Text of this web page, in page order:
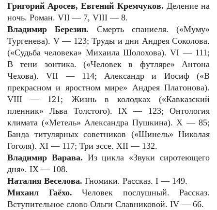
Григорий Аросев, Евгений Кремчуков. Деление на
ночь. Роман. VII — 7, VIII — 8.
Владимир Березин. Смерть спаниеля. («Муму»
Тургенева). V — 123; Труды и дни Андрея Соколова.
(«Судьба человека» Михаила Шолохова). VI — 111;
В тени зонтика. («Человек в футляре» Антона
Чехова). VII — 114; Александр и Иосиф («В
прекрасном и яростном мире» Андрея Платонова).
VIII — 121; Жизнь в колодках («Кавказский
пленник» Льва Толстого). IX — 123; Онтология
климата («Метель» Александра Пушкина). X — 85;
Банда титулярных советников («Шинель» Николая
Гоголя). XI — 117; Три эссе. XII — 132.
Владимир Варава. Из цикла «Звуки сиротеющего
дня». IX — 108.
Наталия Веселова. Гномики. Рассказ. I — 149.
Михаил Гаёхо. Человек послушный. Рассказ.
Вступительное слово Ольги Славниковой. IV — 66.